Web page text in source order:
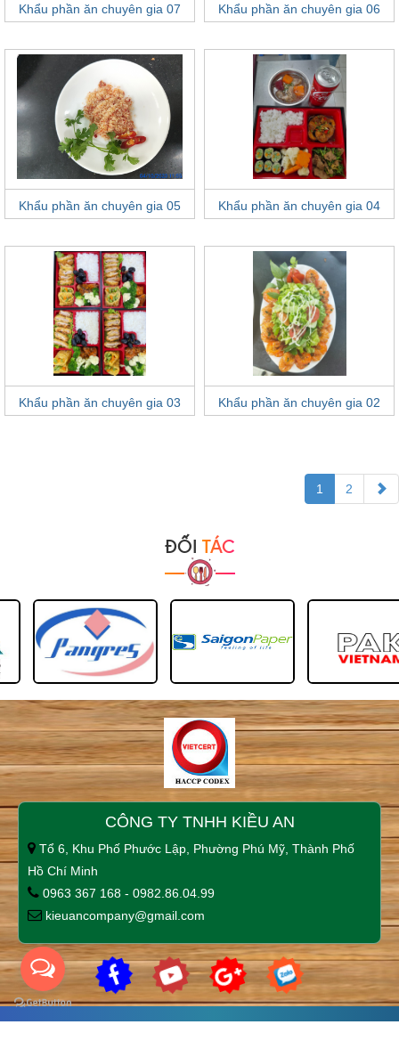
Khẩu phần ăn chuyên gia 07 Khẩu phần ăn chuyên gia 06
Khẩu phần ăn chuyên gia 05 Khẩu phần ăn chuyên gia 04
Khẩu phần ăn chuyên gia 03 Khẩu phần ăn chuyên gia 02
1 2
ĐỐI TÁC
CÔNG TY TNHH KIỀU AN
Tổ 6, Khu Phố Phước Lập, Phường Phú Mỹ, Thành Phố
Hồ Chí Minh
0963 367 168 - 0982.86.04.99
kieuancompany@gmail.com